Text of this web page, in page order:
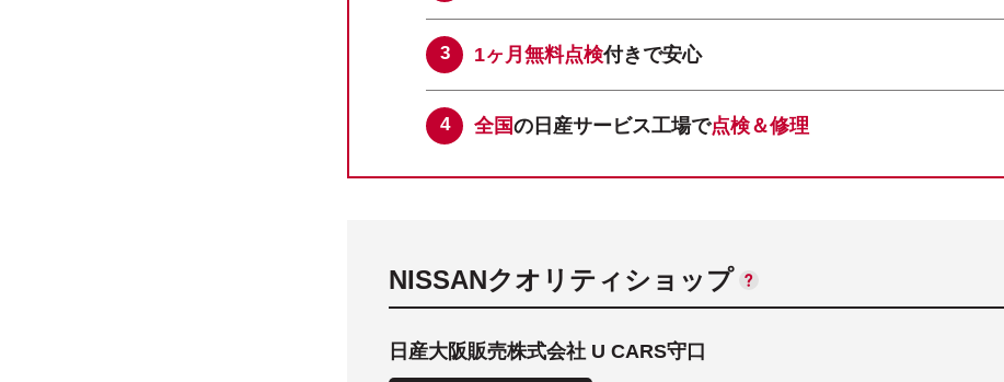
1ヶ月無料点検付きで安心
全国の日産サービス工場で点検＆修理
NISSANクオリティショップ
日産大阪販売株式会社 U CARS守口